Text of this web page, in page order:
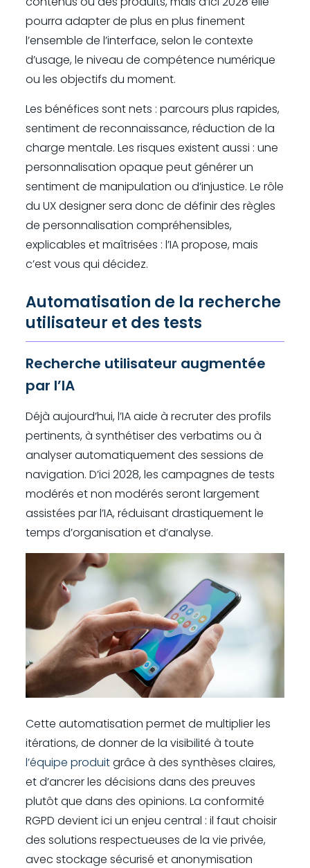
pourra adapter de plus en plus finement
l’ensemble de l’interface, selon le contexte
d’usage, le niveau de compétence numérique
ou les objectifs du moment.
Les bénéfices sont nets : parcours plus rapides,
sentiment de reconnaissance, réduction de la
charge mentale. Les risques existent aussi : une
personnalisation opaque peut générer un
sentiment de manipulation ou d’injustice. Le rôle
du UX designer sera donc de définir des règles
de personnalisation compréhensibles,
explicables et maîtrisées : l’IA propose, mais
c’est vous qui décidez.
Automatisation de la recherche
utilisateur et des tests
Recherche utilisateur augmentée
par l’IA
Déjà aujourd’hui, l’IA aide à recruter des profils
pertinents, à synthétiser des verbatims ou à
analyser automatiquement des sessions de
navigation. D’ici 2028, les campagnes de tests
modérés et non modérés seront largement
assistées par l’IA, réduisant drastiquement le
temps d’organisation et d’analyse.
Cette automatisation permet de multiplier les
itérations, de donner de la visibilité à toute
l’équipe produitgrâce à des synthèses claires,
et d’ancrer les décisions dans des preuves
plutôt que dans des opinions. La conformité
RGPD devient ici un enjeu central : il faut choisir
des solutions respectueuses de la vie privée,
avec stockage sécurisé et anonymisation